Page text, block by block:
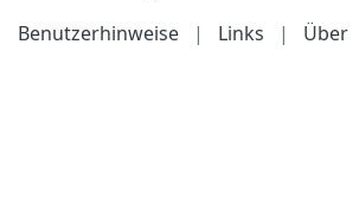
Benutzerhinweise
| Links | Über